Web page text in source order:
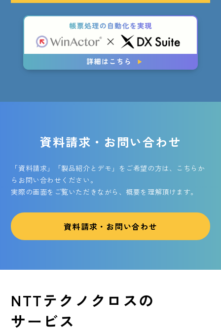
資料請求・お問い合わせ
「資料請求」「製品紹介とデモ」をご希望の方は、こちらか
らお問い合わせください。
実際の画面をご覧いただきながら、概要を理解頂けます。
資料請求・お問い合わせ
NTTテクノクロスの
サービス